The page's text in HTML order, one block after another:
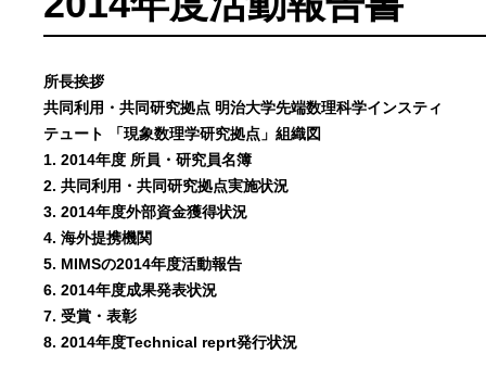
所長挨拶
共同利用・共同研究拠点 明治大学先端数理科学インスティ
テュート 「現象数理学研究拠点」組織図
1. 2014年度 所員・研究員名簿
2. 共同利用・共同研究拠点実施状況
3. 2014年度外部資金獲得状況
4. 海外提携機関
5. MIMSの2014年度活動報告
6. 2014年度成果発表状況
7. 受賞・表彰
8. 2014年度Technical reprt発行状況